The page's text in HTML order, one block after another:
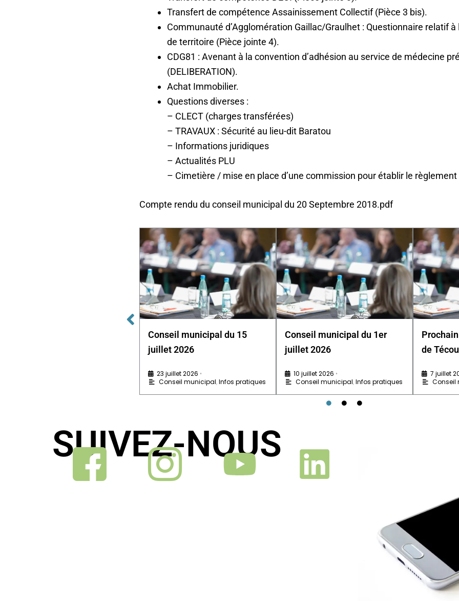
Transfert de compétence Assainissement Collectif (Pièce 3 bis).
Communauté d’Agglomération Gaillac/Graulhet : Questionnaire relatif à
de territoire (Pièce jointe 4).
CDG81 : Avenant à la convention d’adhésion au service de médecine
(DELIBERATION).
Achat Immobilier.
Questions diverses :
– CLECT (charges transférées)
– TRAVAUX : Sécurité au lieu-dit Baratou
– Informations juridiques
– Actualités PLU
– Cimetière / mise en place d’une commission pour établir le
Compte rendu du conseil municipal du 20 Septembre 2018​.pdf
Conseil municipal du 15
juillet 2026
23 juillet 2026 •
Conseil municipal,Infos pratiques
Conseil municipal du 1er
juillet 2026
10 juillet 2026 •
Conseil municipal,Infos pratiques
de Técou
7 juillet
Conseil
SUIVEZ-NOUS